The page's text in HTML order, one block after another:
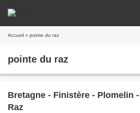
Accueil » pointe du raz
pointe du raz
Bretagne - Finistère - Plomelin
Raz